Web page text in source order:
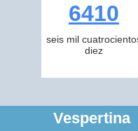
6410
seis mil
diez
Vespertina